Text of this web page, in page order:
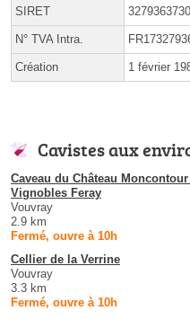
SIRET
N° TVA Intra.
Création 1 février
Cavistes aux
Caveau du Château Moncontour
Vignobles Feray
Vouvray
2.9 km
Fermé, ouvre à 10h
Cellier de la Verrine
Vouvray
3.3 km
Fermé, ouvre à 10h